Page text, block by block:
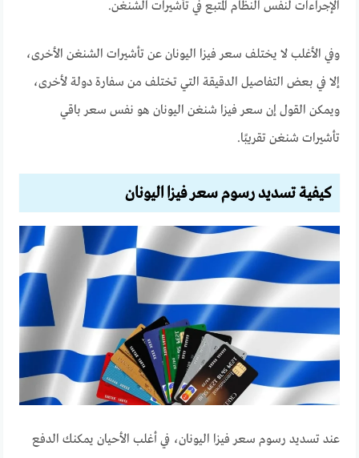
الإجراءات لنفس النظام المتبع في تأشيرات الشنغن.
وفي الأغلب لا يختلف سعر فيزا اليونان عن تأشيرات الشنغن الأخرى،
إلا في بعض التفاصيل الدقيقة التي تختلف من سفارة دولة لأخرى،
ويمكن القول إن سعر فيزا شنغن اليونان هو نفس سعر باقي
تأشيرات شنغن تقريبًا.
كيفية تسديد رسوم سعر فيزا اليونان
عند تسديد رسوم سعر فيزا اليونان، في أغلب الأحيان يمكنك الدفع